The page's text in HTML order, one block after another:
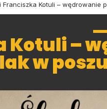
Franciszka Kotuli – wędrowanie
Kotuli –
w